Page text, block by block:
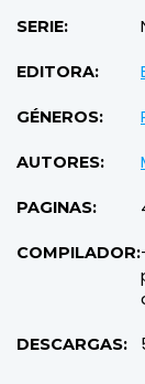
SERIE:
EDITORA:
GÉNEROS:
AUTORES:
PAGINAS:
COMPILADOR:
DESCARGAS: